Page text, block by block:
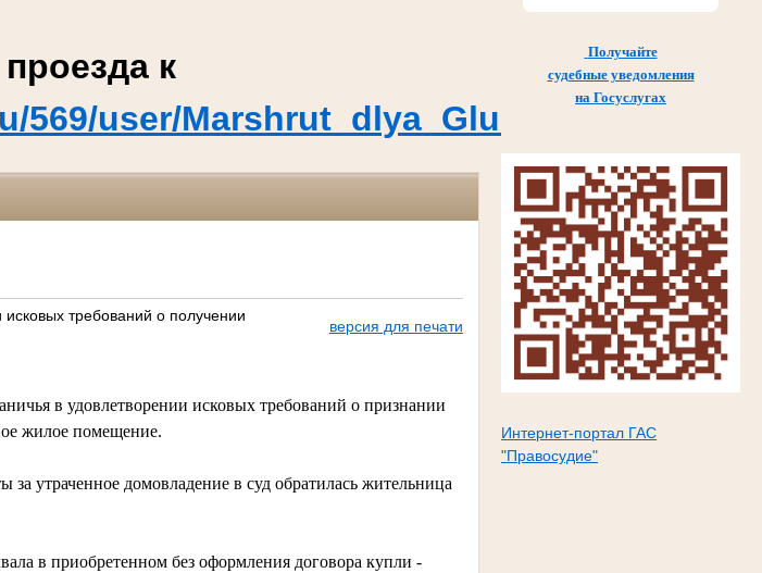
Получайте
судебные уведомления
на Госуслугах
Интернет-портал ГАС
"Правосудие"
к
569/user/
требований о получении
версия для печати
в удовлетворении исковых требований о признании
жилое помещение.
утраченное домовладение в суд обратилась жительница
в приобретенном без оформления договора купли -